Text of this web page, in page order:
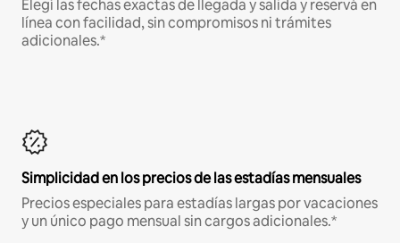
Elegí las fechas exactas de llegada y salida y reservá en
línea con facilidad, sin compromisos ni trámites
adicionales.*
Simplicidad en los precios de las estadías mensuales
Precios especiales para estadías largas por vacaciones
y un único pago mensual sin cargos adicionales.*